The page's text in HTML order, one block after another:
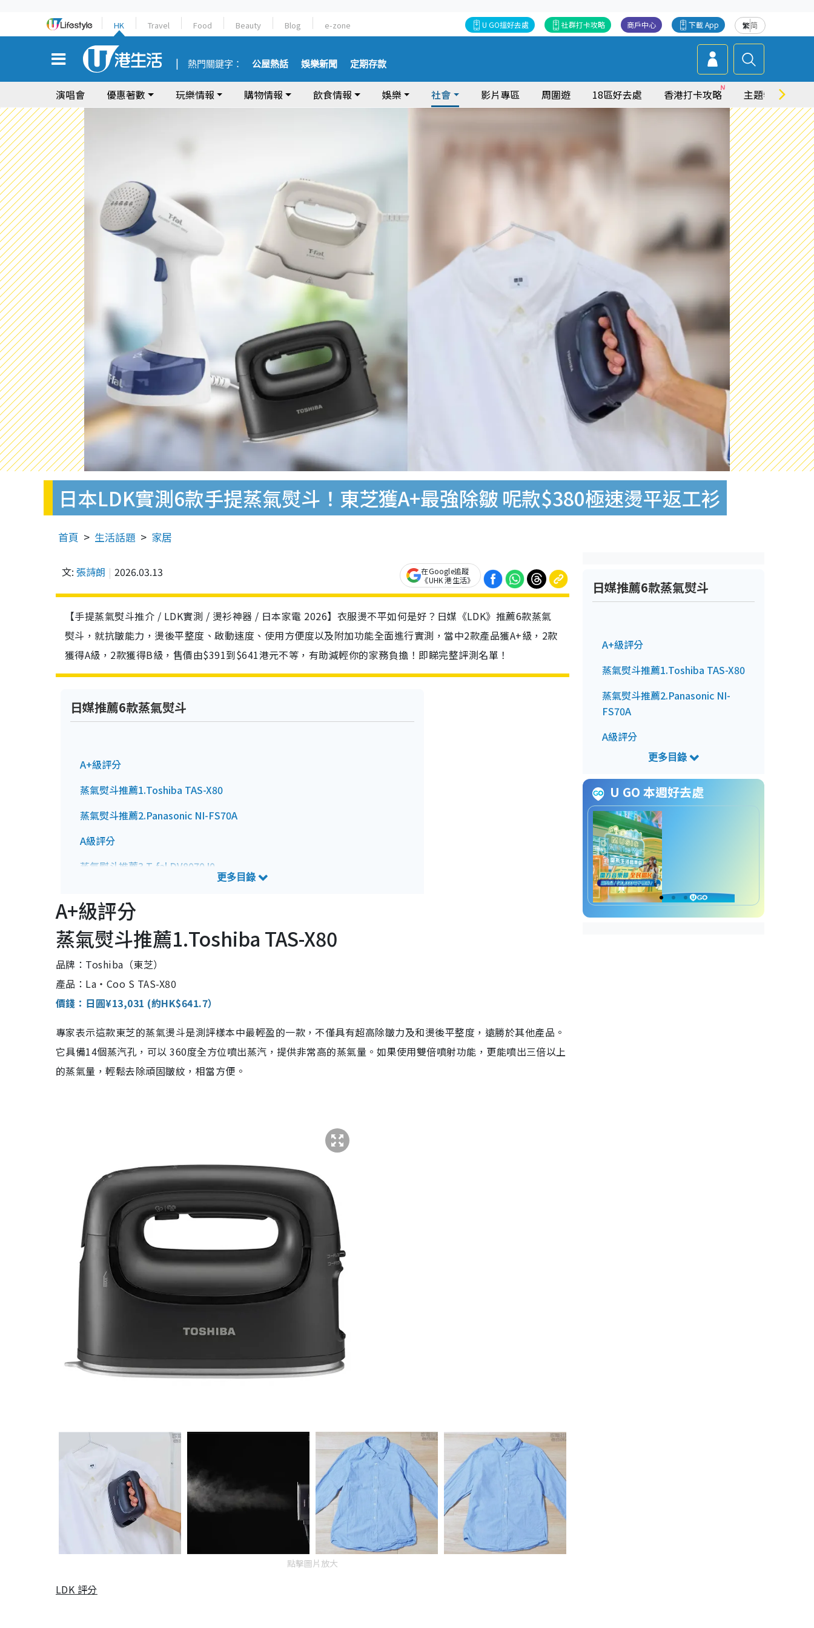
HK Travel Food Beauty Blog e-zone 繁简
下載 App
商戶中心
社群打卡攻略
U GO搵好去處
熱門關鍵字： 公屋熱話 娛樂新聞 定期存款
演唱會 優惠著數 玩樂情報 購物情報 飲食情報 娛樂 社會 影片專區 周圍遊 18區好去處 香港打卡攻略 主題特集
日本LDK實測6款手提蒸氣熨斗！東芝獲A+最強除皺 呢款$380極速燙平返工衫
首頁 生活話題 家居
文: 張詩朗 2026.03.13
在Google追蹤
《UHK 港生活》
【手提蒸氣熨斗推介 / LDK實測 / 燙衫神器 / 日本家電 2026】衣服燙不平如何是好？日媒《LDK》推薦6款蒸氣
熨斗，就抗皺能力，燙後平整度、啟動速度、使用方便度以及附加功能全面進行實測，當中2款產品獲A+級，2款
獲得A級，2款獲得B級，售價由$391到$641港元不等，有助減輕你的家務負擔！即睇完整評測名單！
日媒推薦6款蒸氣熨斗
A+級評分
蒸氣熨斗推薦1.Toshiba TAS-X80
蒸氣熨斗推薦2.Panasonic NI-FS70A
A級評分
蒸氣熨斗推薦3.T-fal DV8070J0
B級評分
蒸氣熨斗推薦5.Bruno BOE152-GRG
蒸氣熨斗推薦6.Panasonic NI-GS420
A+級評分
蒸氣熨斗推薦1.Toshiba TAS-X80
品牌：Toshiba（東芝）
產品：La・Coo S TAS-X80
價錢：日圓¥13,031 (約HK$641.7）
專家表示這款東芝的蒸氣燙斗是測評樣本中最輕盈的一款，不僅具有超高除皺力及和燙後平整度，遠勝於其他產品。
它具備14個蒸汽孔，可以 360度全方位噴出蒸汽，提供非常高的蒸氣量。如果使用雙倍噴射功能，更能噴出三倍以上
的蒸氣量，輕鬆去除頑固皺紋，相當方便。
點擊圖片放大
LDK 評分
日媒推薦6款蒸氣熨斗
A+級評分
蒸氣熨斗推薦1.Toshiba TAS-X80
蒸氣熨斗推薦2.Panasonic NI-
FS70A
A級評分
蒸氣熨斗推薦3.T-fal DV8070J0
蒸氣熨斗推薦4.T-fal DT7131J0
B級評分
蒸氣熨斗推薦5.Bruno BOE152-
GRG
蒸氣熨斗推薦6.Panasonic NI-
GS420
U GO 本週好去處